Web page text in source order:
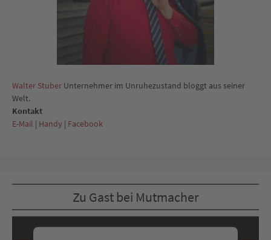
Walter Stuber Unternehmer im Unruhezustand bloggt aus seiner
Welt.
Kontakt
E-Mail | Handy | Facebook
Zu Gast bei Mutmacher